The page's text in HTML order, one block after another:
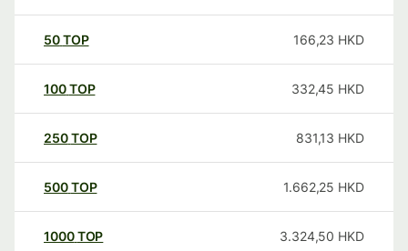
50TOP 166,23 HKD
100TOP 332,45 HKD
250TOP 831,13 HKD
500TOP 1.662,25 HKD
1000TOP 3.324,50 HKD